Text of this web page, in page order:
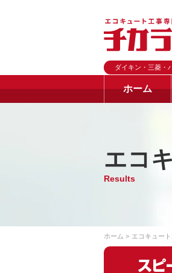
ダイキン・三菱・
ホーム
エコ
Results
ホーム エコキュー